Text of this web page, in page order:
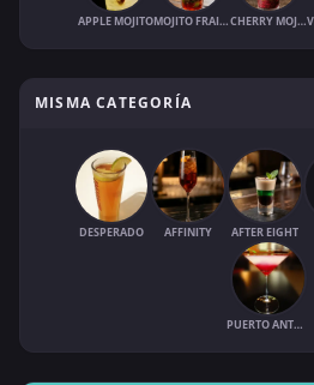
APPLE MOJITO MOJITO FRAISE CHERRY MOJITO
MISMA CATEGORÍA
DESPERADO AFFINITY AFTER EIGHT
PUERTO ANTONIO